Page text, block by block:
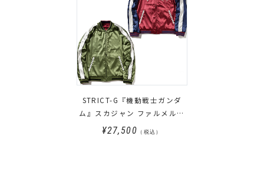
STRICT-G『機動戦士ガンダ
ム』スカジャン ファルメルモ
デル
¥27,500 （税込）